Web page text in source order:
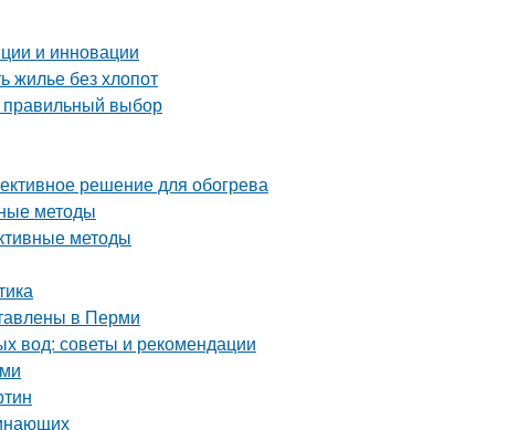
и инновации
жилье без хлопот
правильный выбор
решение для обогрева
методы
методы
в Перми
вод: советы и рекомендации